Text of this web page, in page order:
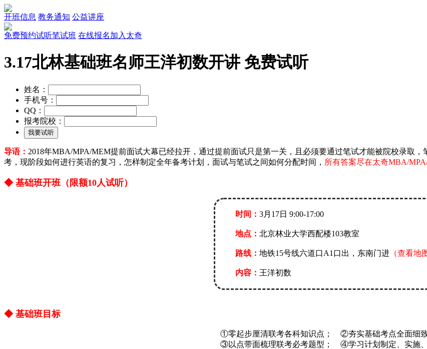
开班信息 教务通知 公益讲座
免费预约试听笔试班 在线报名加入太奇
3.17北林基础班名师王洋初数开讲 免费试听
姓名：
手机号：
QQ：
报考院校：
导语： 2018年MBA/MPA/MEM提前面试大幕已经拉开，通过提前面试只是第一关，且必须要通过笔试才能被院校录取
考，现阶段如何进行英语的复习，怎样制定全年备考计划，面试与笔试之间如何分配时间， 所有答案尽在太奇MBA/
◆ 基础班开班（限额10人试听）
时间： 3月17日 9:00-17:00
地点： 北京林业大学西配楼103教室
路线： 地铁15号线六道口A1口出，东南门进 （查看地
内容： 王洋初数
◆ 基础班目标
①零起步厘清联考各科知识点；
②夯实基础考点全面细致
③以点带面梳理联考必考题型； ④学习计划制定、实施